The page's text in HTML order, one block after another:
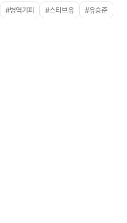
#병역기피 #스티브유 #유승준